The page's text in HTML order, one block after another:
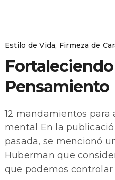
Estilo de Vida, Firmeza de
Pensamiento
12 mandamientos
mental En la
pasada, se mencionó
Huberman que
que podemos controlar